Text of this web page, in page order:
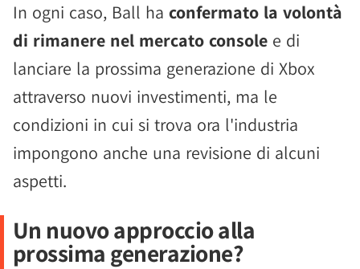
In ogni caso, Ball ha confermato la volontà
di rimanere nel mercato console e di
lanciare la prossima generazione di Xbox
attraverso nuovi investimenti, ma le
condizioni in cui si trova ora l'industria
impongono anche una revisione di alcuni
aspetti.
Un nuovo approccio alla
prossima generazione?